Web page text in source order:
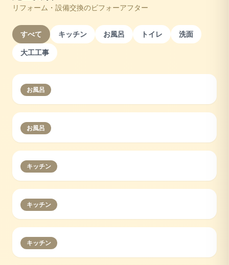
リフォーム・設備交換のビフォーアフター
すべて キッチン お風呂 トイレ
洗面
大工工事
お風呂
お風呂
キッチン
キッチン
キッチン